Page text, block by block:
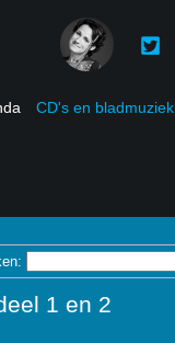
CD's en bladmuziek
1 en 2